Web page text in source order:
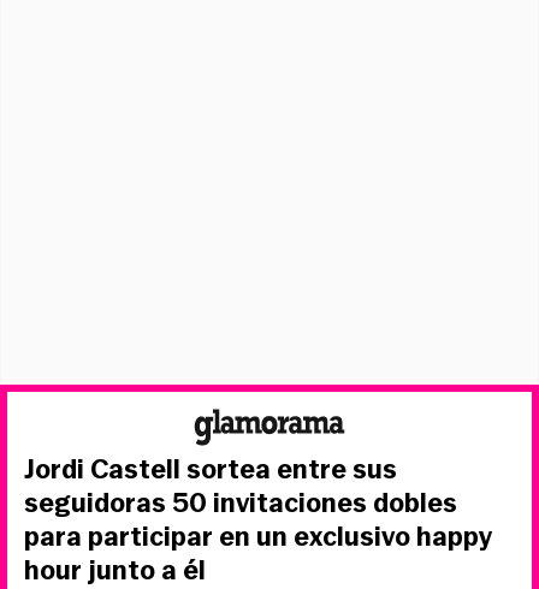
Jordi Castell sortea entre sus
seguidoras 50 invitaciones dobles
para participar en un exclusivo happy
hour junto a él